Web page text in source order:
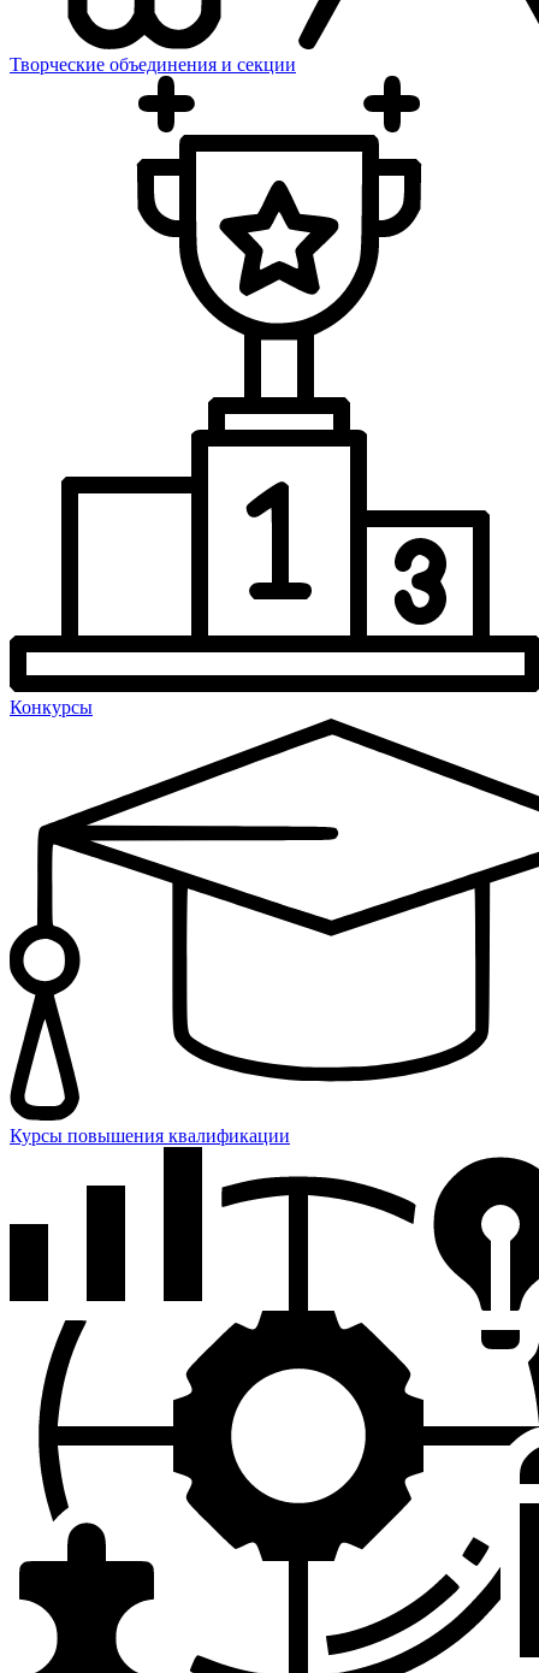
Творческие объединения и секции
Конкурсы
Курсы повышения квалификации